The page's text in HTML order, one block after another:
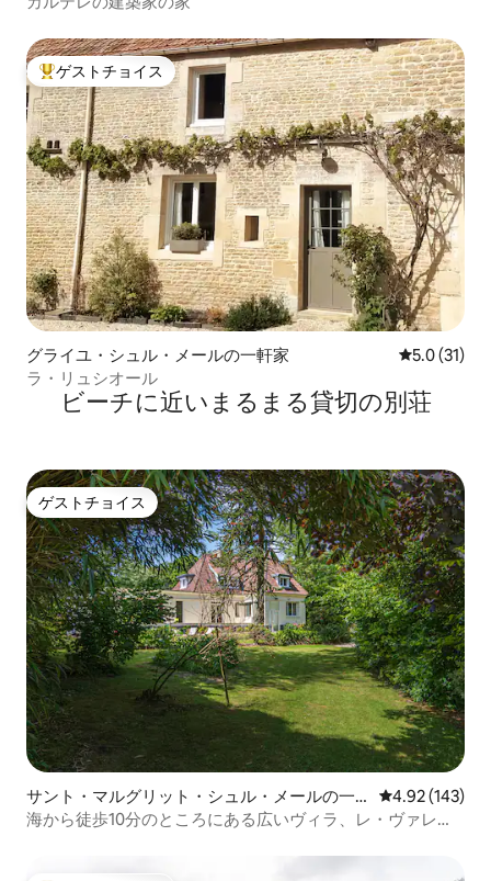
大好評のゲストチョイスです。
ゲストチョイス
グライユ・シュル・メールの一軒家 レビュー31
5.0 (31)
ラ・リュシオール
ビーチに近いまるまる貸切の別荘
ゲストチョイス
ゲストチョイス
サント・マルグリット・シュル・メールの一
軒家
レビュー143
4.92 (143)
海から徒歩10分のところにある広いヴィラ、レ・ヴァレン